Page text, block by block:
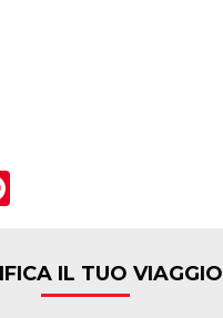
IL TUO VIAGGIO